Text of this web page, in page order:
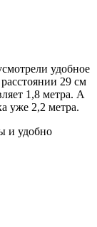
удобное
29 см
1,8 метра. А
уже 2,2 метра.
и удобно